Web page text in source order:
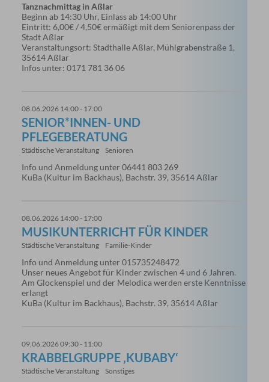
Tanznachmittag in Aßlar
Beginn ab 14:30 Uhr, Einlass ab 14:00 Uhr
Eintritt: 6,00€ / 4,50€ ermäßigt mit dem Seniorenpass der
Stadt Aßlar
Veranstaltungsort: Stadthalle Aßlar, Mühlgrabenstraße 1,
35614 Aßlar
Infos unter: 0171 781 36 06
08.06.2026 14:00 - 17:00
SENIOR*INNEN- UND
PFLEGEBERATUNG
Städtische Veranstaltung Senioren
Info und Anmeldung unter 06441 803 269
KuBa (Kultur im Backhaus), Bachstr. 39, 35614 Aßlar
08.06.2026 14:00 - 17:00
MUSIKUNTERRICHT FÜR KINDER
Städtische Veranstaltung Familie-Kinder
Info und Anmeldung unter 015735248472
Unser neues Angebot für Kinder zwischen 4 und 6 Jahren.
Am Glockenspiel und der Melodica werden erste Kenntnisse
erlangt
KuBa (Kultur im Backhaus), Bachstr. 39, 35614 Aßlar
09.06.2026 09:30 - 11:00
KRABBELGRUPPE ‚KUBABY‘
Städtische Veranstaltung Sonstiges